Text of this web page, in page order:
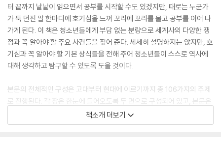
터 끝까지 낱낱이 읽으면서 공부를 시작할 수도 있겠지만, 때로는 누군가
가 툭 던진 말 한마디에 호기심을 느껴 꼬리에 꼬리를 물고 공부를 이어 나
가게 된다. 이 책은 청소년들에게 부담 없는 분량으로 세계사의 다양한 쟁
점과 꼭 알아야 할 주요 사건들을 짚어 준다. 세세히 설명하지는 않지만, 호
기심과 꼭 알아야 할 기본 상식들을 전해 주어 청소년들이 스스로 역사에
대해 생각하고 탐구할 수 있도록 도울 것이다.
본문의 전체적인 구성은 고대부터 현대에 이르기까지 총 106가지의 주제
로 진행된다. 각 장은 한눈에 들어오도록 두 면으로 구성되어 있고, 본문은
주요 사건의 원인과 결과, 당시의 시대 상황을 포괄적이고 간략하게 설명
하여 세계사의 흐름을 보여 준다. 장의 끝부분에는 당시 우리나라에서 일
책소개 더보기